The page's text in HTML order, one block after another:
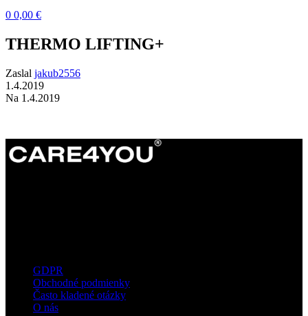
0 0,00 €
THERMO LIFTING+
Zaslal jakub2556
1.4.2019
Na 1.4.2019
GDPR
Obchodné podmienky
Často kladené otázky
O nás